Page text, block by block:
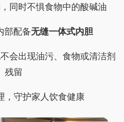
同时不惧食物中的酸碱油
部配备无缝一体式内胆
会出现油污、食物或清洁剂
残留
，守护家人饮食健康